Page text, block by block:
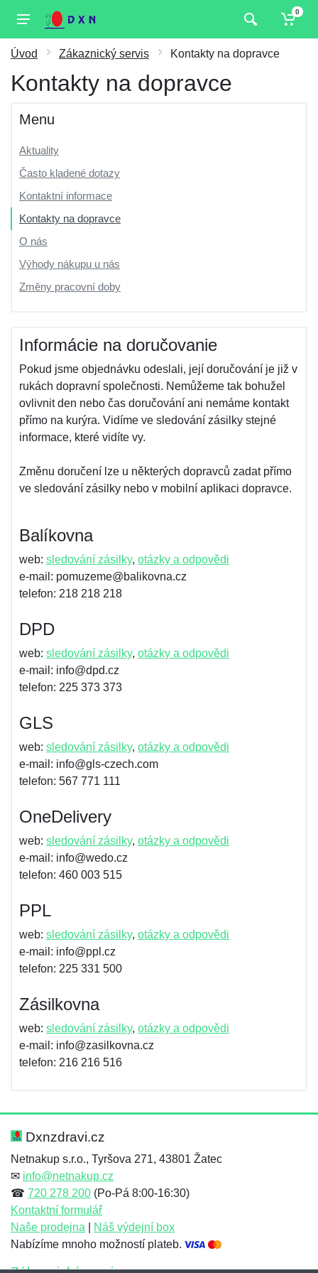
0
Úvod Zákaznický servis Kontakty na dopravce
Kontakty na dopravce
Menu
Aktuality
Často kladené dotazy
Kontaktní informace
Kontakty na dopravce
O nás
Výhody nákupu u nás
Změny pracovní doby
Informácie na doručovanie
Pokud jsme objednávku odeslali, její doručování je již v
rukách dopravní společnosti. Nemůžeme tak bohužel
ovlivnit den nebo čas doručování ani nemáme kontakt
přímo na kurýra. Vidíme ve sledování zásilky stejné
informace, které vidíte vy.
Změnu doručení lze u některých dopravců zadat přímo
ve sledování zásilky nebo v mobilní aplikaci dopravce.
Balíkovna
web: sledování zásilky, otázky a odpovědi
e-mail: pomuzeme@balikovna.cz
telefon: 218 218 218
DPD
web: sledování zásilky, otázky a odpovědi
e-mail: info@dpd.cz
telefon: 225 373 373
GLS
web: sledování zásilky, otázky a odpovědi
e-mail: info@gls-czech.com
telefon: 567 771 111
OneDelivery
web: sledování zásilky, otázky a odpovědi
e-mail: info@wedo.cz
telefon: 460 003 515
PPL
web: sledování zásilky, otázky a odpovědi
e-mail: info@ppl.cz
telefon: 225 331 500
Zásilkovna
web: sledování zásilky, otázky a odpovědi
e-mail: info@zasilkovna.cz
telefon: 216 216 516
Dxnzdravi.cz
Netnakup s.r.o., Tyršova 271, 43801 Žatec
✉ info@netnakup.cz
☎ 720 278 200 (Po-Pá 8:00-16:30)
Kontaktní formulář
Naše prodejna
Náš výdejní box
Nabízíme mnoho možností plateb.